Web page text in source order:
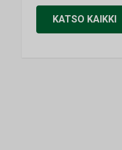
KATSO KAIKKI